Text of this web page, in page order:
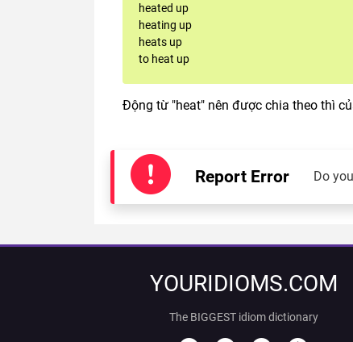
heated up
heating up
heats up
to heat up
Động từ "heat" nên được chia theo thì
Report Error Do
YOURIDIOMS.COM
The BIGGEST idiom dictionary